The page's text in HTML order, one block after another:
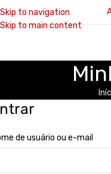
Skip to navigation
Skip to main content
de usuário ou e-mail